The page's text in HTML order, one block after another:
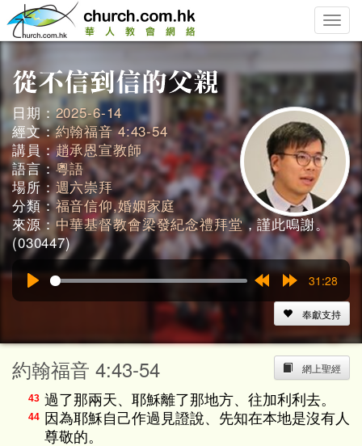
Toggle
日期：2025-6-14
經文：約翰福音 4:43-54
講員：趙承恩宣教師
語言：粵語
場所：週六崇拜
分類：福音信仰,婚姻家庭
來源： 中華基督教會梁發紀念禮拜堂，謹此鳴謝。
(030447)
15s
31:28
奉獻支持
網上聖經
約翰福音 4:43-54
43 過了那兩天、耶穌離了那地方、往加利利去。
44
因為耶穌自己作過見證說、先知在本地是沒有人
尊敬的。